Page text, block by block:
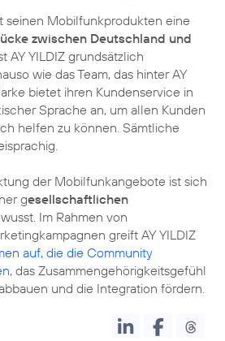
seinen Mobilfunkprodukten eine
zwischen Deutschland und
AY YILDIZ grundsätzlich
wie das Team, das hinter AY
bietet ihren Kundenservice in
Sprache an, um allen Kunden
helfen zu können. Sämtliche
der Mobilfunkangebote ist sich
gesellschaftlichen
Im Rahmen von
greift AY YILDIZ
auf, die die Community
, das Zusammengehörigkeits­gefühl